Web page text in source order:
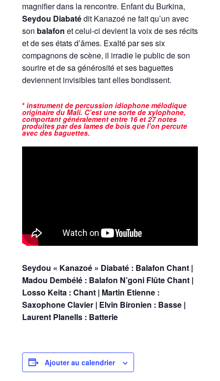
magnifier dans la rencontre. Enfant du Burkina,
Seydou Diabatédit Kanazoé ne fait qu’un avec
son balafon et celui-ci devient la voix de ses récits
et de ses états d’âmes. Exalté par ses six
compagnons de scène, il irradie le public de son
sourire et de sa générosité et ses baguettes
deviennent invisibles tant elles bondissent.
* instrument de percussion idiophone mélodique
originaire du Mali. C’est une sorte de xylophone,
comportant généralement entre 16 et 27 notes
produites par des lames de bois que l’on percute
avec des baguettes.
Seydou « Kanazoé » Diabaté : Balafon Chant |
Madou Dembélé : Balafon N’goni Flûte Chant |
Losso Keita : Chant | Martin Etienne :
Saxophone Clavier | Elvin Bironien : Basse |
Laurent Planells : Batterie
Ajouter au calendrier